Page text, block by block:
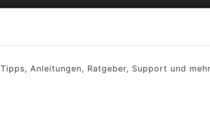
Tipps, Anleitungen, Ratgeber, Support und mehr